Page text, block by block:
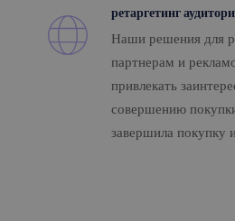
ретаргетинг
Наши решения для
партнерам и
привлекать
совершению
завершила покупку